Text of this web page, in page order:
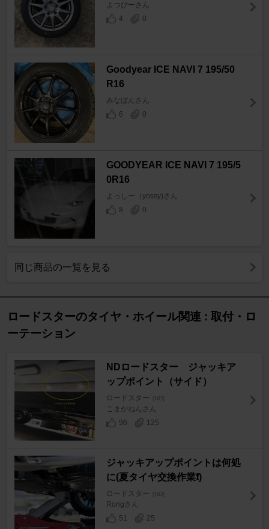
よつぴーさん
4
0
Goodyear ICE NAVI 7 195/50
R16
みなぼんさん
6
0
GOODYEAR ICE NAVI 7 195/5
0R16
よっしー（yossy)さん
8
0
同じ商品の一覧を見る
ロードスターのタイヤ・ホイール関連 : 取付・ロ
ーテーション
NDロードスター ジャッキア
ップポイント（サイド）
ロードスター [ND]
こまがねんさん
96
125
ジャッキアップポイントは何処
に(夏タイヤ交換作業❗)
ロードスター [ND]
Rongさん
51
25